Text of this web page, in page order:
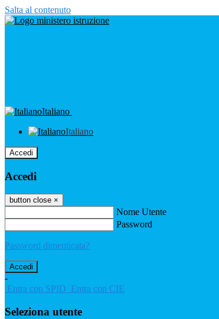
Salta al contenuto
Italiano
Italiano
Accedi
Accedi
button close ×
Nome Utente
Password
Password dimenticata?
-
Entra con SPID Entra con CIE
Seleziona utente